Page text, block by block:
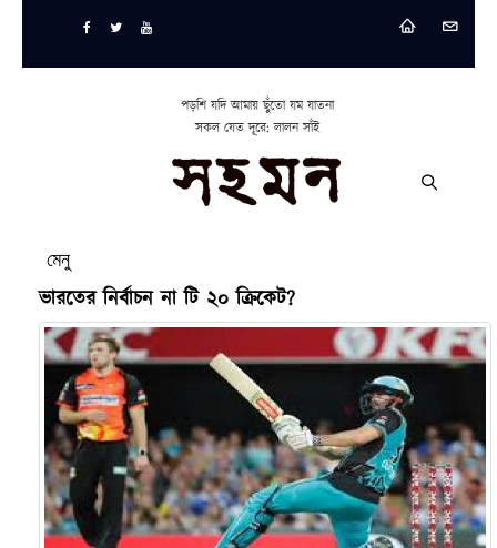
পড়শি যদি আমায় ছুঁতো যম যাতনা
সকল যেত দূরে: লালন সাঁই
মেনু
ভারতের নির্বাচন না টি ২০ ক্রিকেট?